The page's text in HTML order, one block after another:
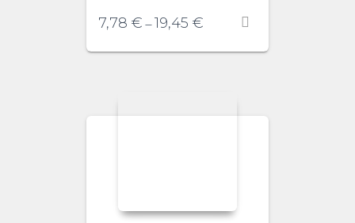
7,78 € –19,45 €